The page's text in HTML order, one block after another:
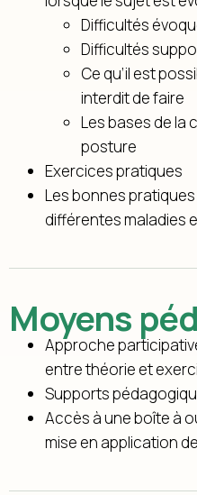
Difficultés
Difficultés
Ce qu’il est
interdit de faire
Les bases de la
posture
Exercices pratiques
Les bonnes
différentes maladies
Moyens
Approche
entre théorie et
Supports
Accès à une boîte à
mise en application